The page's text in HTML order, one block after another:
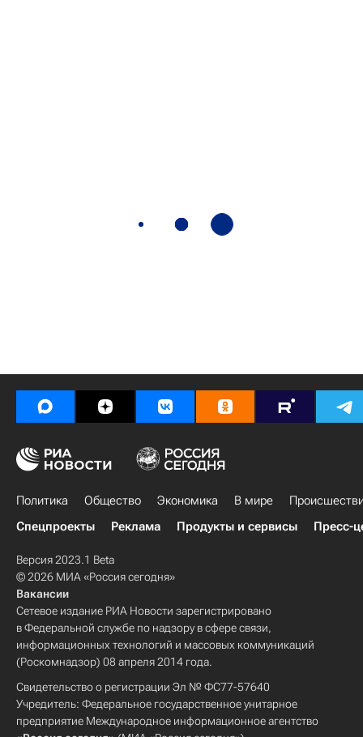
Политика Общество Экономика В мире
Спецпроекты
Реклама Продукты и сервисы Пресс-
Версия 2023.1 Beta
© 2026 МИА «Россия сегодня»
Вакансии
Сетевое издание РИА Новости зарегистрировано
в Федеральной службе по надзору в сфере связи,
информационных технологий и массовых коммуникаций
(Роскомнадзор) 08 апреля 2014 года.
Свидетельство о регистрации Эл № ФС77-57640
Учредитель: Федеральное государственное унитарное
предприятие Международное информационное агентство